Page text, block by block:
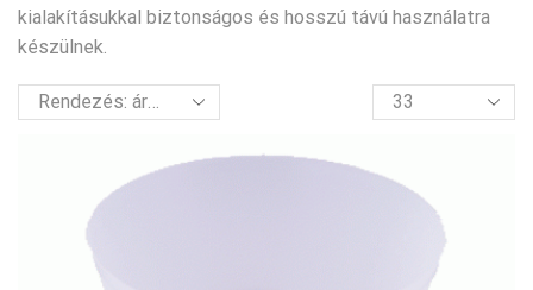
kialakításukkal biztonságos és hosszú távú használatra
készülnek.
termék
per